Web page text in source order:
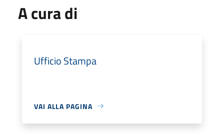
A cura di
Ufficio Stampa
VAI ALLA PAGINA